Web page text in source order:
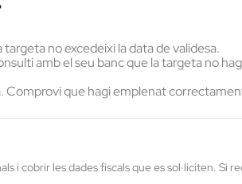
no excedeixi la data de validesa.
amb el seu banc que la targeta no
que hagi emplenat
i cobrir les dades fiscals que es sol·liciten. Si